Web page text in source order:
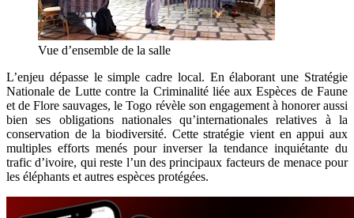
Vue d’ensemble de la salle
L’enjeu dépasse le simple cadre local. En élaborant une Stratégie
Nationale de Lutte contre la Criminalité liée aux Espèces de Faune
et de Flore sauvages, le Togo révèle son engagement à honorer aussi
bien ses obligations nationales qu’internationales relatives à la
conservation de la biodiversité. Cette stratégie vient en appui aux
multiples efforts menés pour inverser la tendance inquiétante du
trafic d’ivoire, qui reste l’un des principaux facteurs de menace pour
les éléphants et autres espèces protégées.